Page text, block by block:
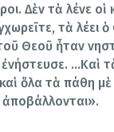
Δὲν τὰ λένε οἱ
τὰ λέει
Θεοῦ ἦταν
…Καὶ
ὅλα τὰ πάθη